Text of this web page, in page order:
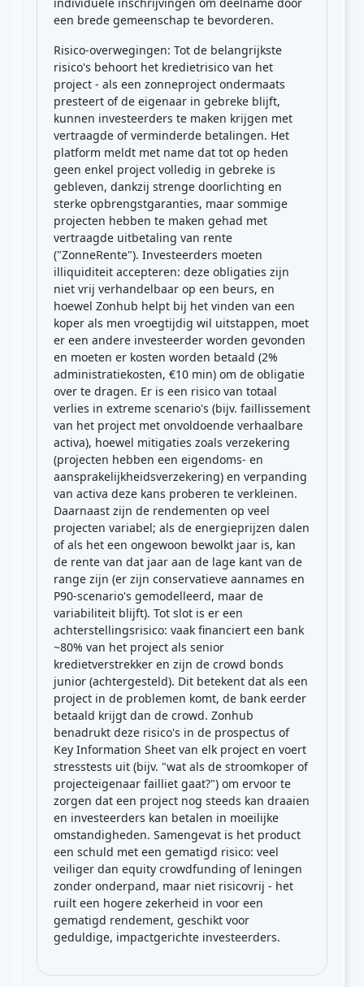
een brede gemeenschap te bevorderen.
Risico-overwegingen: Tot de belangrijkste
risico's behoort het kredietrisico van het
project - als een zonneproject ondermaats
presteert of de eigenaar in gebreke blijft,
kunnen investeerders te maken krijgen met
vertraagde of verminderde betalingen. Het
platform meldt met name dat tot op heden
geen enkel project volledig in gebreke is
gebleven, dankzij strenge doorlichting en
sterke opbrengstgaranties, maar sommige
projecten hebben te maken gehad met
vertraagde uitbetaling van rente
("ZonneRente"). Investeerders moeten
illiquiditeit accepteren: deze obligaties zijn
niet vrij verhandelbaar op een beurs, en
hoewel Zonhub helpt bij het vinden van een
koper als men vroegtijdig wil uitstappen, moet
er een andere investeerder worden gevonden
en moeten er kosten worden betaald (2%
administratiekosten, €10 min) om de obligatie
over te dragen. Er is een risico van totaal
verlies in extreme scenario's (bijv. faillissement
van het project met onvoldoende verhaalbare
activa), hoewel mitigaties zoals verzekering
(projecten hebben een eigendoms- en
aansprakelijkheidsverzekering) en verpanding
van activa deze kans proberen te verkleinen.
Daarnaast zijn de rendementen op veel
projecten variabel; als de energieprijzen dalen
of als het een ongewoon bewolkt jaar is, kan
de rente van dat jaar aan de lage kant van de
range zijn (er zijn conservatieve aannames en
P90-scenario's gemodelleerd, maar de
variabiliteit blijft). Tot slot is er een
achterstellingsrisico: vaak financiert een bank
~80% van het project als senior
kredietverstrekker en zijn de crowd bonds
junior (achtergesteld). Dit betekent dat als een
project in de problemen komt, de bank eerder
betaald krijgt dan de crowd. Zonhub
benadrukt deze risico's in de prospectus of
Key Information Sheet van elk project en voert
stresstests uit (bijv. "wat als de stroomkoper of
projecteigenaar failliet gaat?") om ervoor te
zorgen dat een project nog steeds kan draaien
en investeerders kan betalen in moeilijke
omstandigheden. Samengevat is het product
een schuld met een gematigd risico: veel
veiliger dan equity crowdfunding of leningen
zonder onderpand, maar niet risicovrij - het
ruilt een hogere zekerheid in voor een
gematigd rendement, geschikt voor
geduldige, impactgerichte investeerders.